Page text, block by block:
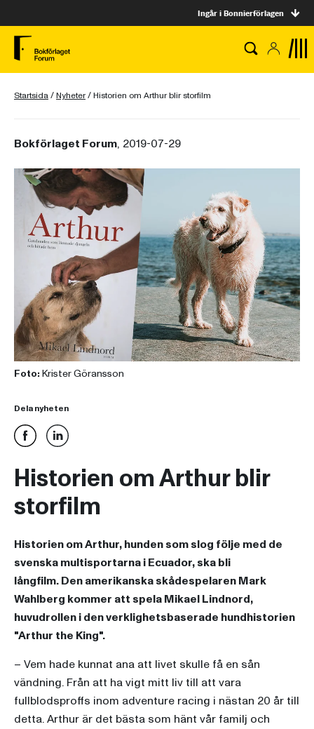
Ingår i Bonnierförlagen
Startsida/Nyheter/Historien om Arthur blir storfilm
Bokförlaget Forum, 2019-07-29
Foto: Krister Göransson
Dela nyheten
Historien om Arthur blir
storfilm
Historien om Arthur, hunden som slog följe med de
svenska multisportarna i Ecuador, ska bli
långfilm. Den amerikanska skådespelaren Mark
Wahlberg kommer att spela Mikael Lindnord,
huvudrollen i den verklighetsbaserade hundhistorien
"Arthur the King".
– Vem hade kunnat ana att livet skulle få en sån
vändning. Från att ha vigt mitt liv till att vara
fullblodsproffs inom adventure racing i nästan 20 år till
detta. Arthur är det bästa som hänt vår familj och